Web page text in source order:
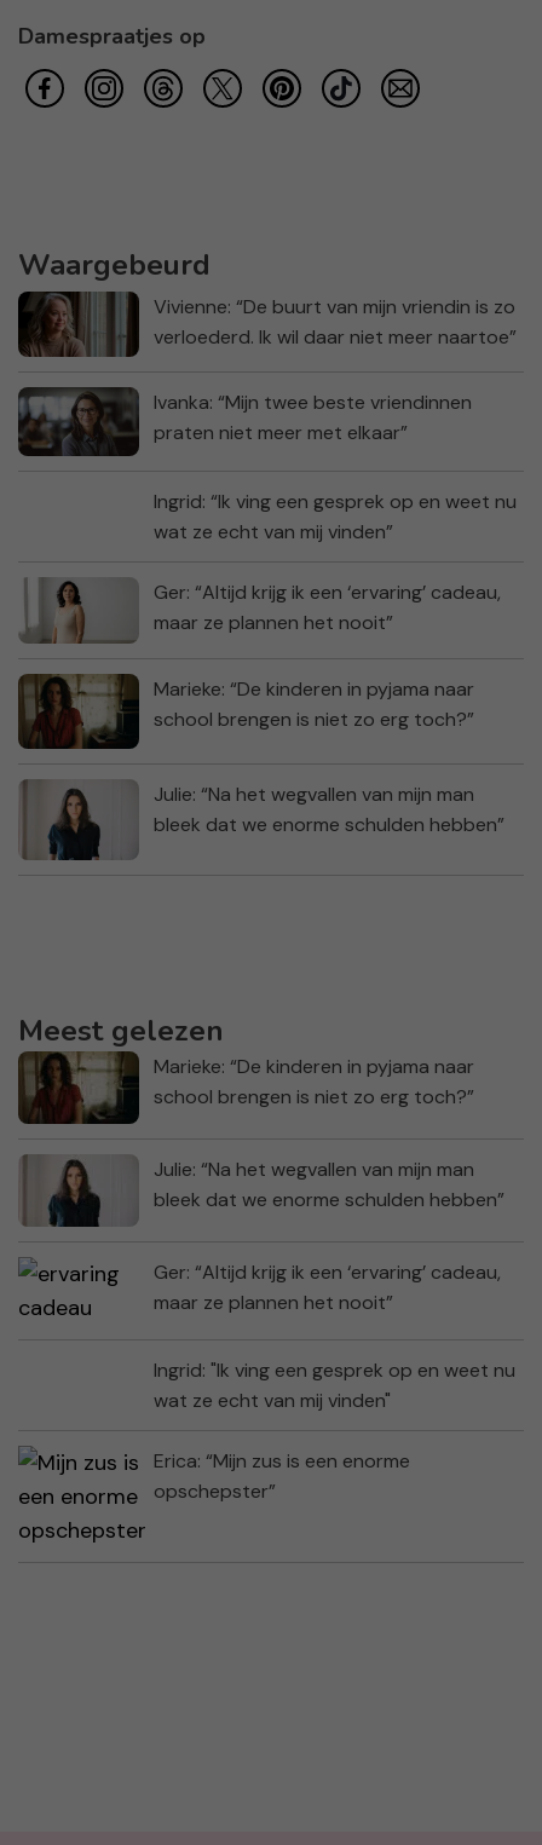
Damespraatjes op
Waargebeurd
Vivienne: “De buurt van mijn vriendin is zo
verloederd. Ik wil daar niet meer naartoe”
Ivanka: “Mijn twee beste vriendinnen
praten niet meer met elkaar”
Ingrid: “Ik ving een gesprek op en weet nu
wat ze echt van mij vinden”
Ger: “Altijd krijg ik een ‘ervaring’ cadeau,
maar ze plannen het nooit”
Marieke: “De kinderen in pyjama naar
school brengen is niet zo erg toch?”
Julie: “Na het wegvallen van mijn man
bleek dat we enorme schulden hebben”
Meest gelezen
Marieke: “De kinderen in pyjama naar
school brengen is niet zo erg toch?”
Julie: “Na het wegvallen van mijn man
bleek dat we enorme schulden hebben”
Ger: “Altijd krijg ik een ‘ervaring’ cadeau,
maar ze plannen het nooit”
Ingrid: "Ik ving een gesprek op en weet nu
wat ze echt van mij vinden"
Erica: “Mijn zus is een enorme
opschepster”